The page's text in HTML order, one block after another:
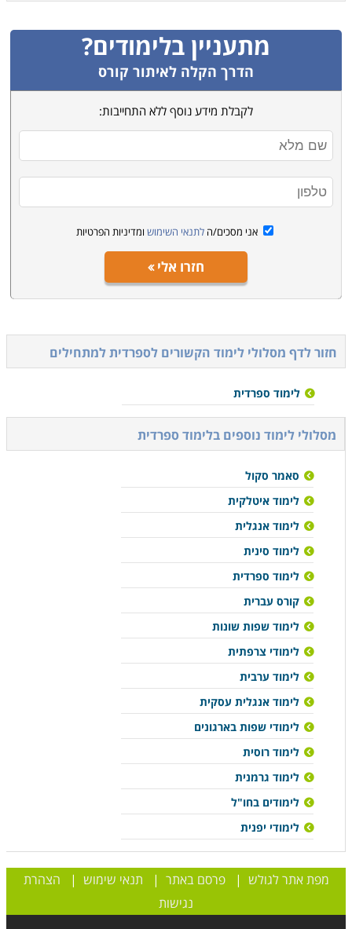
מתעניין בלימודים?
הדרך הקלה לאיתור קורס
לקבלת מידע נוסף ללא התחייבות:
אני מסכים/ה לתנאי השימוש ומדיניות הפרטיות
חזרו אלי
חזור לדף מסלולי לימוד הקשורים לספרדית למתחילים
לימוד ספרדית
מסלולי לימוד נוספים בלימוד ספרדית
סאמר סקול
לימוד איטלקית
לימוד אנגלית
לימוד סינית
לימוד ספרדית
קורס עברית
לימוד שפות שונות
לימודי צרפתית
לימוד ערבית
לימוד אנגלית עסקית
לימודי שפות בארגונים
לימוד רוסית
לימוד גרמנית
לימודים בחו"ל
לימודי יפנית
מפת אתר לגולש |פרסם באתר | תנאי שימוש | הצהרת
נגישות